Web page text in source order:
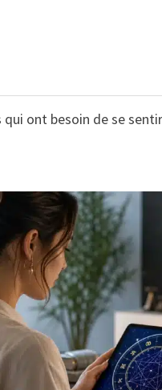
qui ont besoin de se